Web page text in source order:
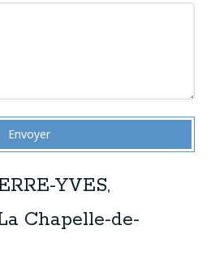
Envoyer
YVES,
Chapelle-de-